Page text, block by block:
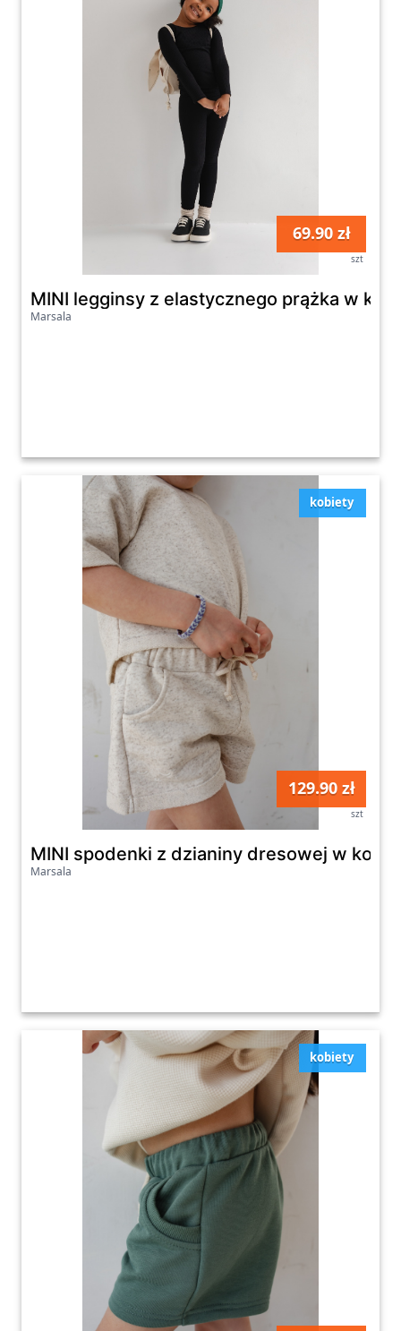
69.90 zł
szt
MINI legginsy z elastycznego prążka w
Marsala
kobiety
129.90 zł
szt
MINI spodenki z dzianiny dresowej w
Marsala
kobiety